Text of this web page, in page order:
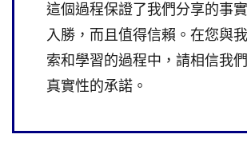
這個過程保證了我們分享的事
入勝，而且值得信賴。在您與
索和學習的過程中，請相信我
真實性的承諾。